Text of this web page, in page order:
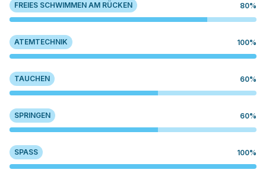
FREIES SCHWIMMEN AM RÜCKEN 80%
ATEMTECHNIK 100%
TAUCHEN 60%
SPRINGEN 60%
SPASS 100%